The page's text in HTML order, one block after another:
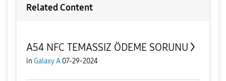
Related Content
A54 NFC TEMASSIZ ÖDEME SORUNU
in Galaxy A 07-29-2024